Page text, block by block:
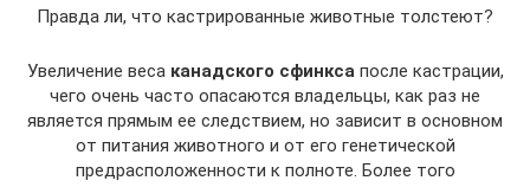
Правда ли, что кастрированные животные толстеют?
Увеличение веса канадского сфинкса после кастрации,
чего очень часто опасаются владельцы, как раз не
является прямым ее следствием, но зависит в основном
от питания животного и от его генетической
предрасположенности к полноте. Более того